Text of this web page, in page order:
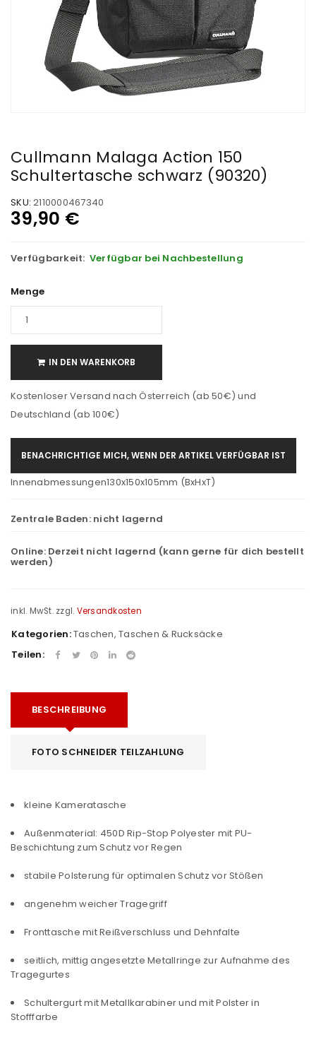
Cullmann Malaga Action 150
Schultertasche schwarz (90320)
SKU: 2110000467340
39,90 €
Verfügbarkeit: Verfügbar bei Nachbestellung
Menge
IN DEN WARENKORB
Kostenloser Versand nach Österreich (ab 50€) und
Deutschland (ab 100€)
BENACHRICHTIGE MICH, WENN DER ARTIKEL VERFÜGBAR IST
Innenabmessungen130x150x105mm (BxHxT)
Zentrale Baden: nicht lagernd
Online: Derzeit nicht lagernd (kann gerne für dich bestellt
werden)
inkl. MwSt. zzgl. Versandkosten
Kategorien:Taschen, Taschen & Rucksäcke
Teilen:
BESCHREIBUNG
FOTO SCHNEIDER TEILZAHLUNG
kleine Kameratasche
Außenmaterial: 450D Rip-Stop Polyester mit PU-
Beschichtung zum Schutz vor Regen
stabile Polsterung für optimalen Schutz vor Stößen
angenehm weicher Tragegriff
Fronttasche mit Reißverschluss und Dehnfalte
seitlich, mittig angesetzte Metallringe zur Aufnahme des
Tragegurtes
Schultergurt mit Metallkarabiner und mit Polster in
Stofffarbe